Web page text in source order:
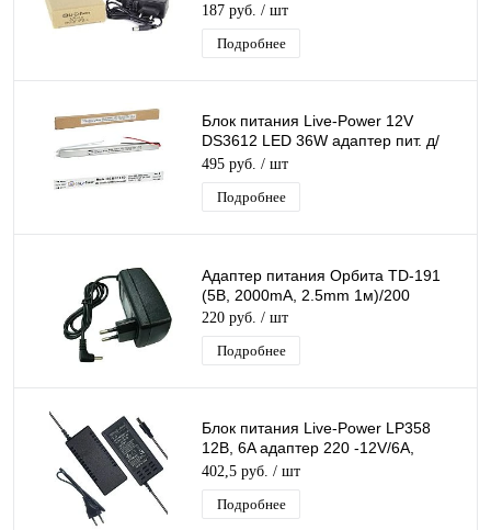
штекер 5.5*2,5 мм
187 руб. / шт
Подробнее
Блок питания Live-Power 12V
DS3612 LED 36W адаптер пит. д/
светодиодной ленты Ультратонкий
DC Ip20
495 руб. / шт
Подробнее
Адаптер питания Орбита TD-191
(5B, 2000mA, 2.5mm 1м)/200
220 руб. / шт
Подробнее
Блок питания Live-Power LP358
12В, 6A адаптер 220 -12V/6A,
штекер 5.5*2,5 мм
402,5 руб. / шт
Подробнее